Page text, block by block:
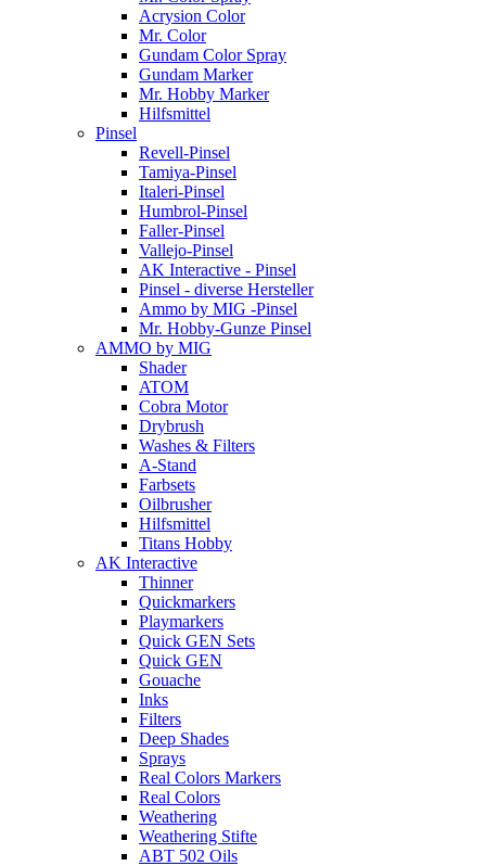
Acrysion Color
Mr. Color
Gundam Color Spray
Gundam Marker
Mr. Hobby Marker
Hilfsmittel
Pinsel
Revell-Pinsel
Tamiya-Pinsel
Italeri-Pinsel
Humbrol-Pinsel
Faller-Pinsel
Vallejo-Pinsel
AK Interactive - Pinsel
Pinsel - diverse Hersteller
Ammo by MIG -Pinsel
Mr. Hobby-Gunze Pinsel
AMMO by MIG
Shader
ATOM
Cobra Motor
Drybrush
Washes & Filters
A-Stand
Farbsets
Oilbrusher
Hilfsmittel
Titans Hobby
AK Interactive
Thinner
Quickmarkers
Playmarkers
Quick GEN Sets
Quick GEN
Gouache
Inks
Filters
Deep Shades
Sprays
Real Colors Markers
Real Colors
Weathering
Weathering Stifte
ABT 502 Oils